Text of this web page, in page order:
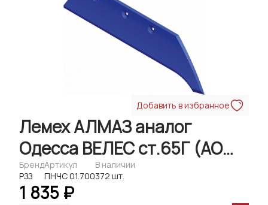
Добавить в избранное
Лемех АЛМАЗ аналог
Одесса ВЕЛЕС ст.65Г (АО
РЗЗ г. Рубцовск)
Бренд
РЗЗ
Артикул
ПНЧС 01.700
В наличии
372 шт.
1 835 ₽